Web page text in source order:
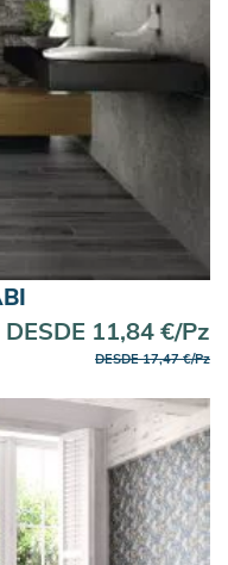
DESDE 11,84 €/Pz
DESDE 17,47 €/Pz